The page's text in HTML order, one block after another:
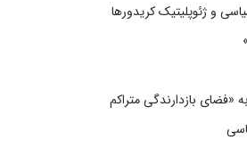
و ژئوپلیتیک کریدورها
«فضای بازدارندگی متراکم